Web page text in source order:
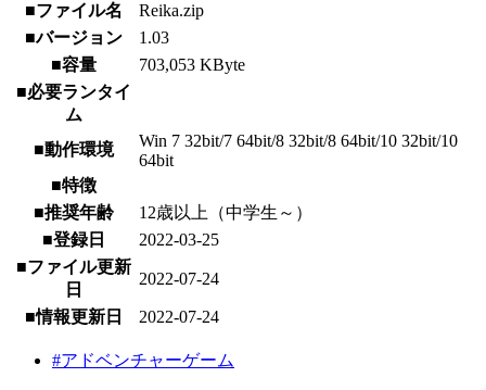
■ファイル名
Reika.zip
■バージョン
1.03
■容量
703,053 KByte
■必要ランタイ
ム
■動作環境
Win 7 32bit/7 64bit/8 32bit/8 64bit/10 32bit/10
64bit
■特徴
■推奨年齢
12歳以上（中学生～）
■登録日
2022-03-25
■ファイル更新
日
2022-07-24
■情報更新日 2022-07-24
#アドベンチャーゲーム